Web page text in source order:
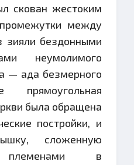
скован жестоким
между
зияли бездонными
неумолимого
— ада безмерного
прямоугольная
была обращена
постройки, и
сложенную
племенами в